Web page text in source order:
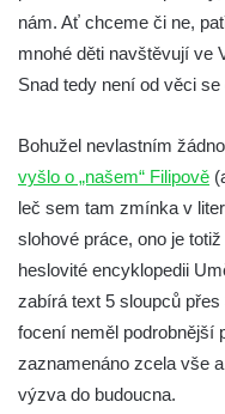
náměstí J. V.
Kaple na hřbitově ve
Márnice na hřbitově
Poutní areál Římov
Kostel svatého
Římov
Křížová cesta Římov
hrob
Křížová cesta Římov
Křížová cesta Římov –
nám. Ať chceme či ne,
mnohé děti navštěvují ve
Snad tedy není od věci
Bohužel nevlastním
vyšlo o „našem“ Filipově
leč sem tam zmínka v
slohové práce, ono je
heslovité encyklopedii
zabírá text 5 sloupců
focení neměl podrobnější
zaznamenáno zcela vše
výzva do budoucna.